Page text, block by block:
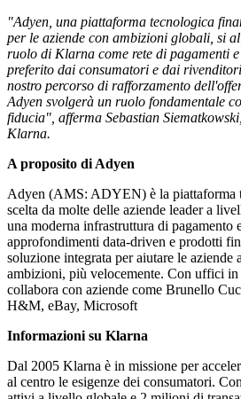
"Adyen, una piattaforma tecnologica
per le aziende con ambizioni globali, si
ruolo di Klarna come rete di pagamenti
preferito dai consumatori e dai
nostro percorso di rafforzamento
Adyen svolgerà un ruolo fondamentale
fiducia", afferma Sebastian
Klarna.
A proposito di Adyen
Adyen (AMS: ADYEN) è la piattaforma
scelta da molte delle aziende leader a
una moderna infrastruttura di pagamento
approfondimenti data-driven e prodotti
soluzione integrata per aiutare le aziende
ambizioni, più velocemente. Con uffici
collabora con aziende come Brunello
H&M, eBay, Microsoft
Informazioni su Klarna
Dal 2005 Klarna è in missione per
al centro le esigenze dei consumatori.